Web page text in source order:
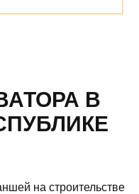
В
на строительстве